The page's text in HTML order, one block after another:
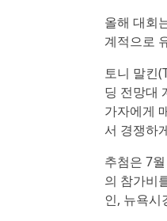
올해 대회
계적으로
토니 말킨
딩 전망대
가자에게
서 경쟁하
추첨은 7
의 참가비
인, 뉴욕시